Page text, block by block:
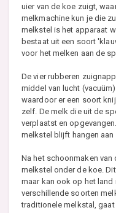
uier van de koe zuigt,
melkmachine kun je die
melkstel is het apparaat
bestaat uit een soort
voor het melken aan de
De vier rubberen
middel van lucht
waardoor er een soort
zelf. De melk die uit de
verplaatst en
melkstel blijft hangen aan
Na het schoonmaken van
melkstel onder de koe.
maar kan ook op het land
verschillende soorten
traditionele melkstal,